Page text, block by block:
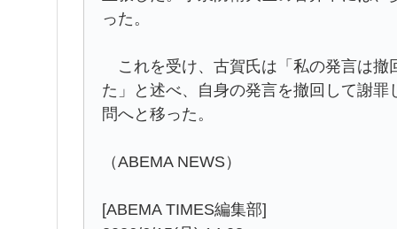
った。
これを受け、古賀氏は「私の発言は撤
た」と述べ、自身の発言を撤回して謝
問へと移った。
（ABEMA NEWS）
[ABEMA TIMES編集部]